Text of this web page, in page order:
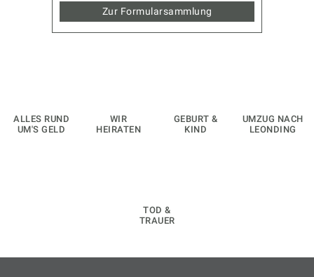
Zur Formularsammlung
ALLES RUND
UM'S GELD
WIR
HEIRATEN
GEBURT &
KIND
UMZUG NACH
LEONDING
TOD &
TRAUER